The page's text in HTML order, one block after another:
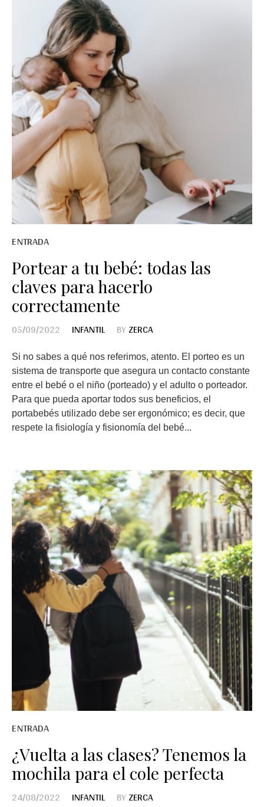
ENTRADA
Portear a tu bebé: todas las
claves para hacerlo
correctamente
05/09/2022 INFANTIL BYZERCA
Si no sabes a qué nos referimos, atento. El porteo es un
sistema de transporte que asegura un contacto constante
entre el bebé o el niño (porteado) y el adulto o porteador.
Para que pueda aportar todos sus beneficios, el
portabebés utilizado debe ser ergonómico; es decir, que
respete la fisiología y fisionomía del bebé...
ENTRADA
¿Vuelta a las clases? Tenemos la
mochila para el cole perfecta
24/08/2022 INFANTIL BYZERCA